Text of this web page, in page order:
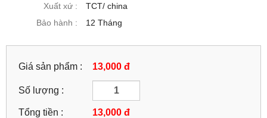
Xuất xứ :
TCT/ china
Bảo hành :
12 Tháng
Giá sản phẩm : 13,000 đ
Số lượng :
Tổng tiền : 13,000 đ